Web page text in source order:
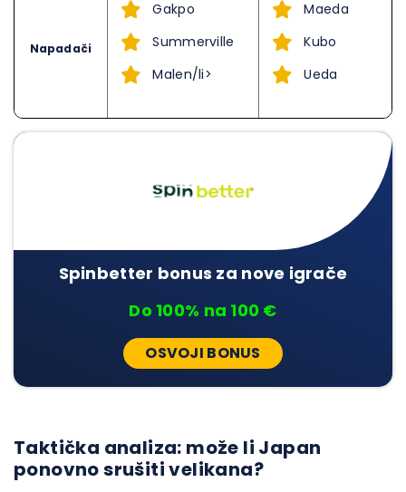
Napadači
Gakpo
Summerville
Malen/li>
Maeda
Kubo
Ueda
Spinbetter bonus za nove igrače
Do 100% na 100 €
OSVOJI BONUS
Taktička analiza: može li Japan
ponovno srušiti velikana?